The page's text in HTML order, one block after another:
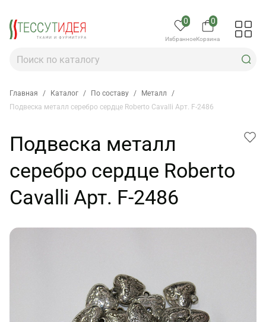
0
Избранное
0
Корзина
Главная / Каталог / По составу / Металл
/
Подвеска металл серебро сердце Roberto Cavalli Арт. F-2486
Подвеска металл
серебро сердце Roberto
Cavalli Арт. F-2486